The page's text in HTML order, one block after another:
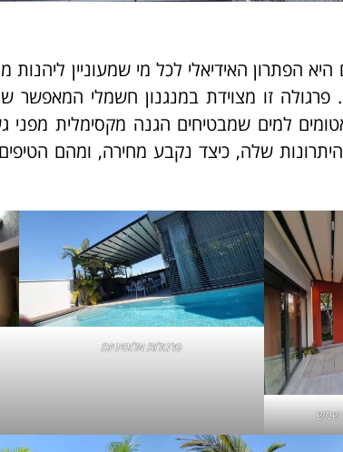
הפתרון האידיאלי לכל מי שמעוניין
פרגולה זו מצוידת במנגנון חשמלי
למים שמבטיחים הגנה מקסימלית מפני
שלה, כיצד נקבע מחירה, ומהם
שמש
פרגולות אלומיניום